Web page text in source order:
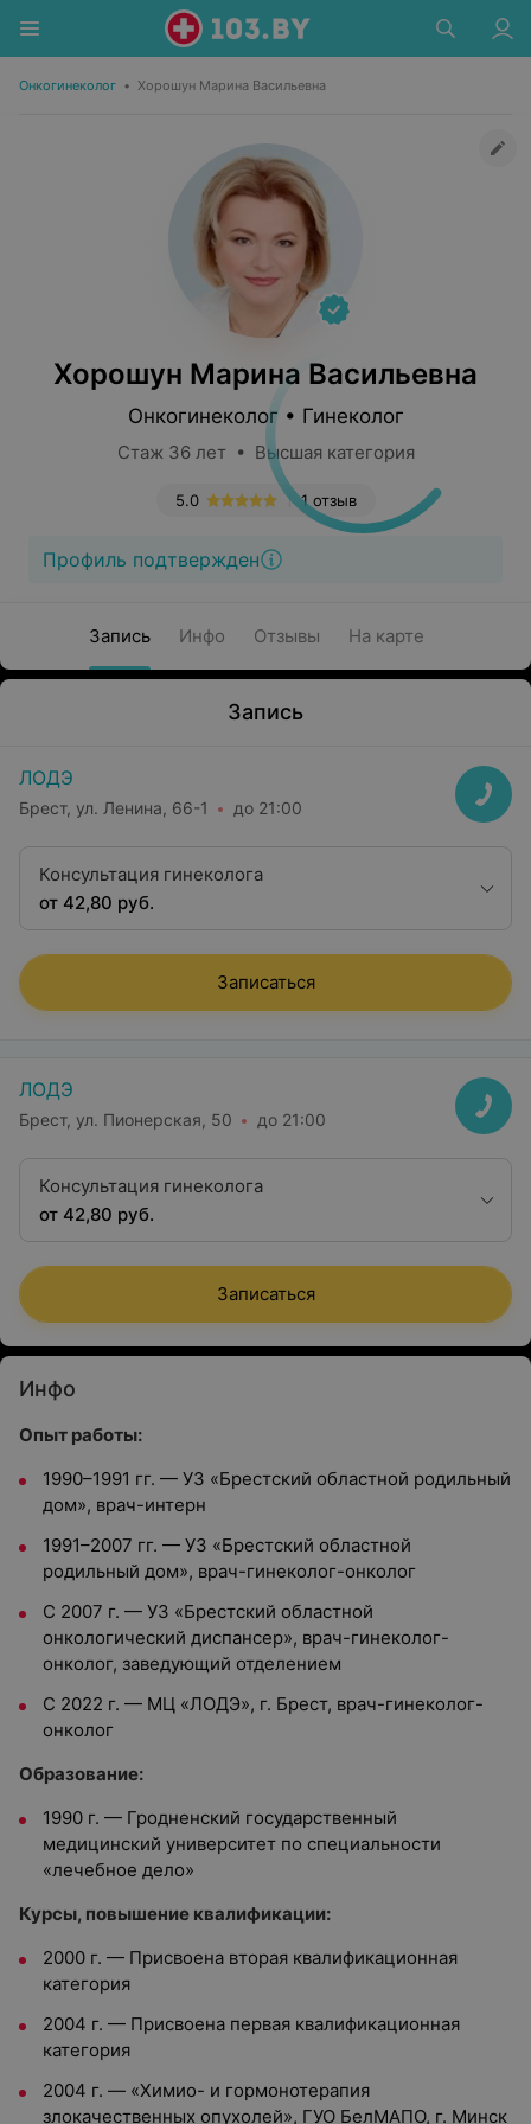
Онкогинеколог • Хорошун Марина Васильевна
Хорошун Марина Васильевна
Онкогинеколог • Гинеколог
Стаж 36 лет • Высшая категория
1 отзыв
5.0
Профиль подтвержден
Запись Инфо Отзывы На карте
Запись
ЛОДЭ
Брест, ул. Ленина, 66-1 до 21:00
Консультация гинеколога
от 42,80 руб.
Записаться
ЛОДЭ
Брест, ул. Пионерская, 50 до 21:00
Консультация гинеколога
от 42,80 руб.
Записаться
Инфо
Опыт работы:
1990–1991 гг. — УЗ «Брестский областной родильный
дом», врач-интерн
1991–2007 гг. — УЗ «Брестский областной
родильный дом», врач-гинеколог-онколог
С 2007 г. — УЗ «Брестский областной
онкологический диспансер», врач-гинеколог-
онколог, заведующий отделением
С 2022 г. — МЦ «ЛОДЭ», г. Брест, врач-гинеколог-
онколог
Образование:
1990 г. — Гродненский государственный
медицинский университет по специальности
«лечебное дело»
Курсы, повышение квалификации:
2000 г. — Присвоена вторая квалификационная
категория
2004 г. — Присвоена первая квалификационная
категория
2004 г. — «Химио- и гормонотерапия
злокачественных опухолей», ГУО БелМАПО, г. Минск